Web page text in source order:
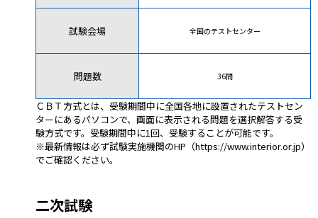
試験会場 全国のテストセンター
問題数 36問
ＣＢＴ方式とは、受験期間中に全国各地に設置されたテストセン
ターにあるパソコンで、画面に表示される問題を選択解答する受
験方式です。受験期間中に1回、受験することが可能です。
※最新情報は必ず試験実施機関のHP（https://www.interior.or.jp）
でご確認ください。
二次試験